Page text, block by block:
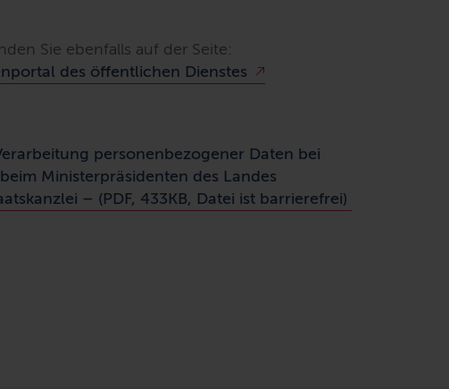
Sie ebenfalls auf der Seite:
des öffentlichen Dienstes
personenbezogener Daten bei
Ministerpräsidenten des Landes
– (PDF, 433KB, Datei ist barrierefrei)